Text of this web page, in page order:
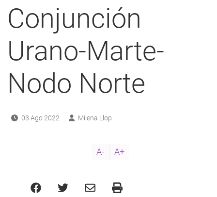
Conjunción
Urano-Marte-
Nodo Norte
03 Ago 2022 Milena Llop
A- A+